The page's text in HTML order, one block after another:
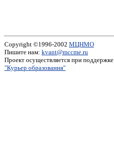
Copyright ©1996-2002 МЦНМО
Пишите нам: kvant@mccme.ru
Проект осуществляется при поддержке
"Курьер образования"